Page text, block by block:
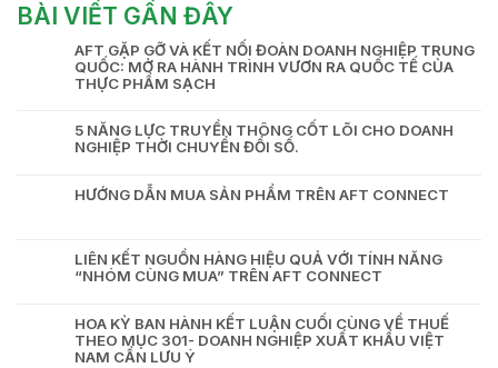
BÀI VIẾT GẦN ĐÂY
AFT GẶP GỠ VÀ KẾT NỐI ĐOÀN DOANH NGHIỆP TRUNG
QUỐC: MỞ RA HÀNH TRÌNH VƯƠN RA QUỐC TẾ CỦA
THỰC PHẨM SẠCH
5 NĂNG LỰC TRUYỀN THÔNG CỐT LÕI CHO DOANH
NGHIỆP THỜI CHUYỂN ĐỔI SỐ.
HƯỚNG DẪN MUA SẢN PHẨM TRÊN AFT CONNECT
LIÊN KẾT NGUỒN HÀNG HIỆU QUẢ VỚI TÍNH NĂNG
“NHÓM CÙNG MUA” TRÊN AFT CONNECT
HOA KỲ BAN HÀNH KẾT LUẬN CUỐI CÙNG VỀ THUẾ
THEO MỤC 301- DOANH NGHIỆP XUẤT KHẨU VIỆT
NAM CẦN LƯU Ý